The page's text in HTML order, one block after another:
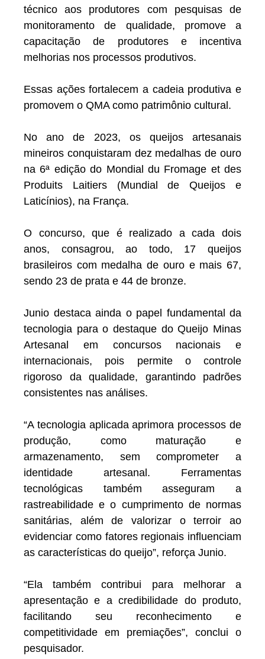
técnico aos produtores com pesquisas de
monitoramento de qualidade, promove a
capacitação de produtores e incentiva
melhorias nos processos produtivos.
Essas ações fortalecem a cadeia produtiva e
promovem o QMA como patrimônio cultural.
No ano de 2023, os queijos artesanais
mineiros conquistaram dez medalhas de ouro
na 6ª edição do Mondial du Fromage et des
Produits Laitiers (Mundial de Queijos e
Laticínios), na França.
O concurso, que é realizado a cada dois
anos, consagrou, ao todo, 17 queijos
brasileiros com medalha de ouro e mais 67,
sendo 23 de prata e 44 de bronze.
Junio destaca ainda o papel fundamental da
tecnologia para o destaque do Queijo Minas
Artesanal em concursos nacionais e
internacionais, pois permite o controle
rigoroso da qualidade, garantindo padrões
consistentes nas análises.
“A tecnologia aplicada aprimora processos de
produção, como maturação e
armazenamento, sem comprometer a
identidade artesanal. Ferramentas
tecnológicas também asseguram a
rastreabilidade e o cumprimento de normas
sanitárias, além de valorizar o terroir ao
evidenciar como fatores regionais influenciam
as características do queijo”, reforça Junio.
“Ela também contribui para melhorar a
apresentação e a credibilidade do produto,
facilitando seu reconhecimento e
competitividade em premiações”, conclui o
pesquisador.